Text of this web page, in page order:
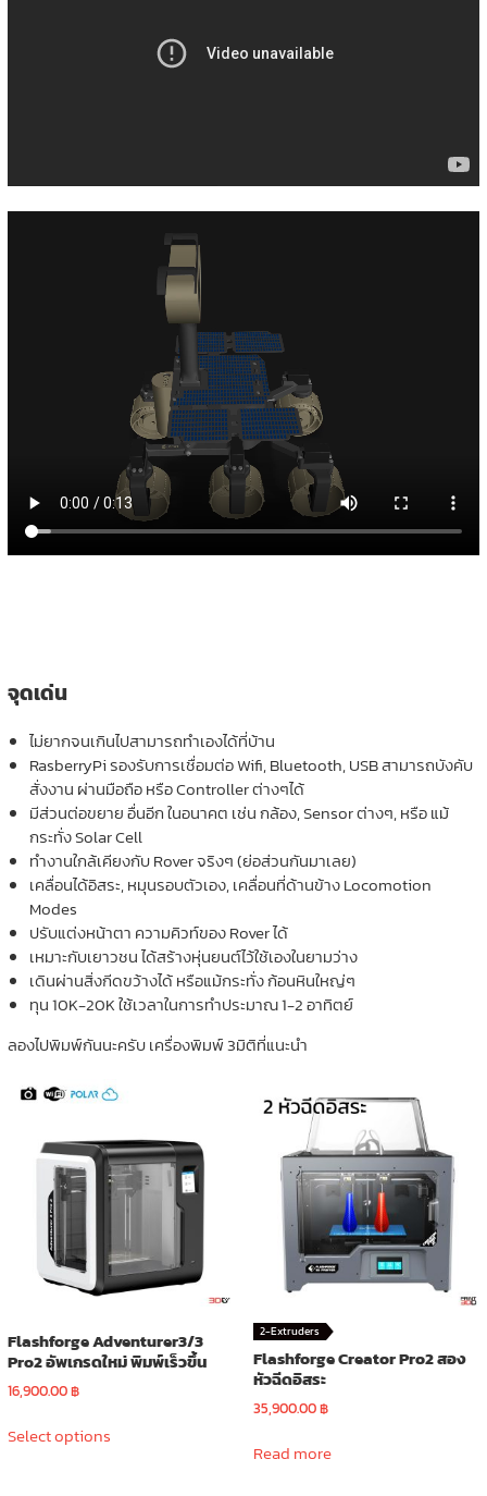
จุดเด่น
ไม่ยากจนเกินไปสามารถทำเองได้ที่บ้าน
RasberryPi รองรับการเชื่อมต่อ Wifi, Bluetooth, USB สามารถบังคับ
สั่งงาน ผ่านมือถือ หรือ Controller ต่างๆได้
มีส่วนต่อขยาย อื่นอีก ในอนาคต เช่น กล้อง, Sensor ต่างๆ, หรือ แม้
กระทั่ง Solar Cell
ทำงานใกล้เคียงกับ Rover จริงๆ (ย่อส่วนกันมาเลย)
เคลื่อนได้อิสระ, หมุนรอบตัวเอง, เคลื่อนที่ด้านข้าง Locomotion
Modes
ปรับแต่งหน้าตา ความคิวท์ของ Rover ได้
เหมาะกับเยาวชน ได้สร้างหุ่นยนต์ไว้ใช้เองในยามว่าง
เดินผ่านสิ่งกีดขว้างได้ หรือแม้กระทั่ง ก้อนหินใหญ่ๆ
ทุน 10K-20K ใช้เวลาในการทำประมาณ 1-2 อาทิตย์
ลองไปพิมพ์กันนะครับ เครื่องพิมพ์ 3มิติที่แนะนำ
Flashforge Adventurer3/3
Pro2 อัพเกรดใหม่ พิมพ์เร็วขึ้น
16,900.00฿
Select optionsproduct
2-Extruders
Flashforge Creator Pro2 สอง
หัวฉีดอิสระ
35,900.00฿
Read more